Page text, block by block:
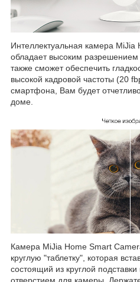
Интеллектуальная камера
обладает высоким
также сможет обеспечить
высокой кадровой частоты (20
смартфона, Вам будет
доме.
Камера MiJia Home Smart
круглую "таблетку", которая
состоящий из круглой